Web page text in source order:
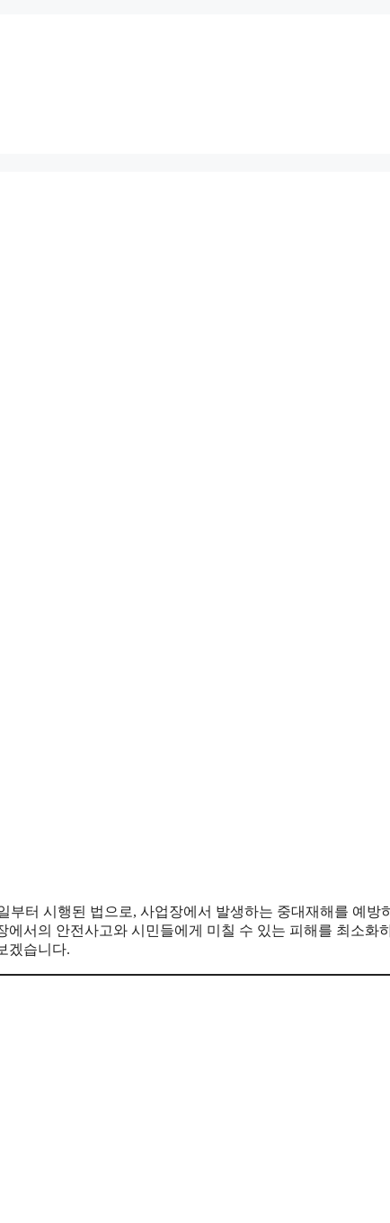
부터 시행된 법으로, 사업장에서 발생하는 중대재해를 예방
서의 안전사고와 시민들에게 미칠 수 있는 피해를 최소화
겠습니다.